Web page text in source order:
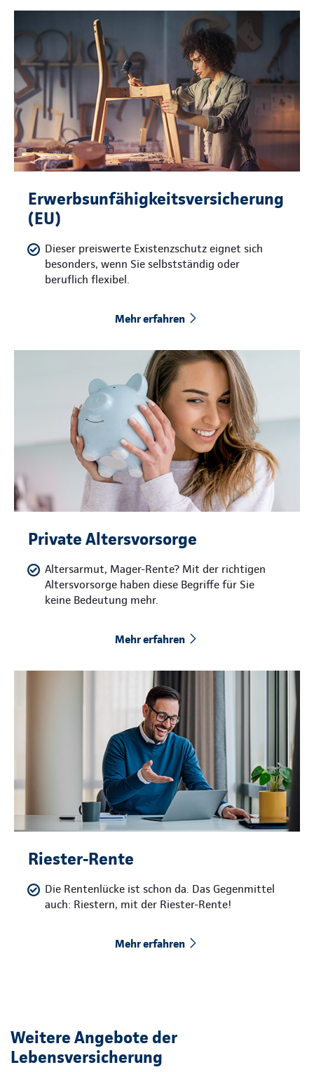
Erwerbsunfähigkeitsversicherung
(EU)
Dieser preiswerte Existenzschutz eignet sich
besonders, wenn Sie selbstständig oder
beruflich flexibel.
Mehr erfahren
Private Altersvorsorge
Altersarmut, Mager-Rente? Mit der richtigen
Altersvorsorge haben diese Begriffe für Sie
keine Bedeutung mehr.
Mehr erfahren
Riester-Rente
Die Rentenlücke ist schon da. Das Gegenmittel
auch: Riestern, mit der Riester-Rente!
Mehr erfahren
Weitere Angebote der
Lebensversicherung